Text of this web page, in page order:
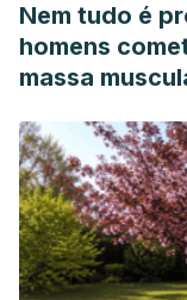
Nem tudo é
homens
massa